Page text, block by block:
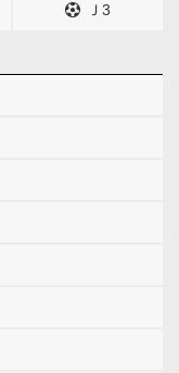
Ｊ3